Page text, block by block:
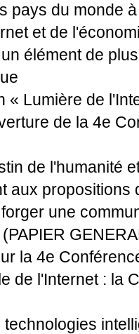
pays du monde
et de
élément de
« Lumière de
de la 4e
de l'humanité
aux propositions
une
la 4e
de l'Internet : la